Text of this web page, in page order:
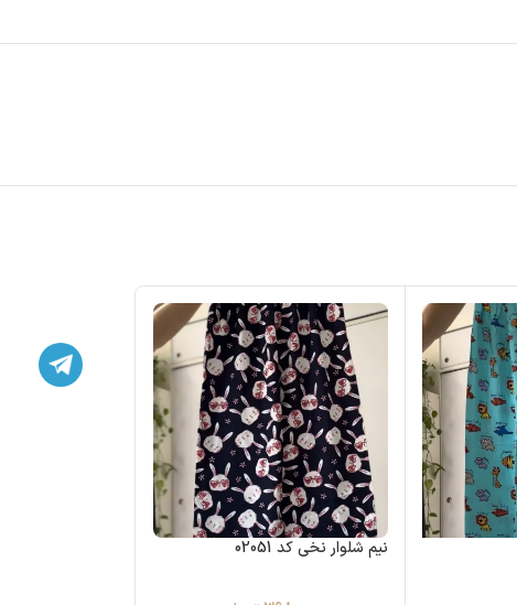
نیم شلوار نخی کد 02051